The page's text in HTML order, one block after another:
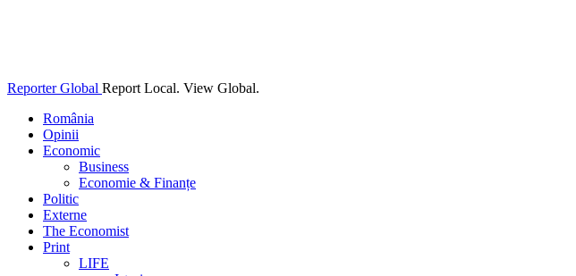
Reporter Global Report Local. View Global.
România
Opinii
Economic
Business
Economie & Finanțe
Politic
Externe
The Economist
Print
LIFE